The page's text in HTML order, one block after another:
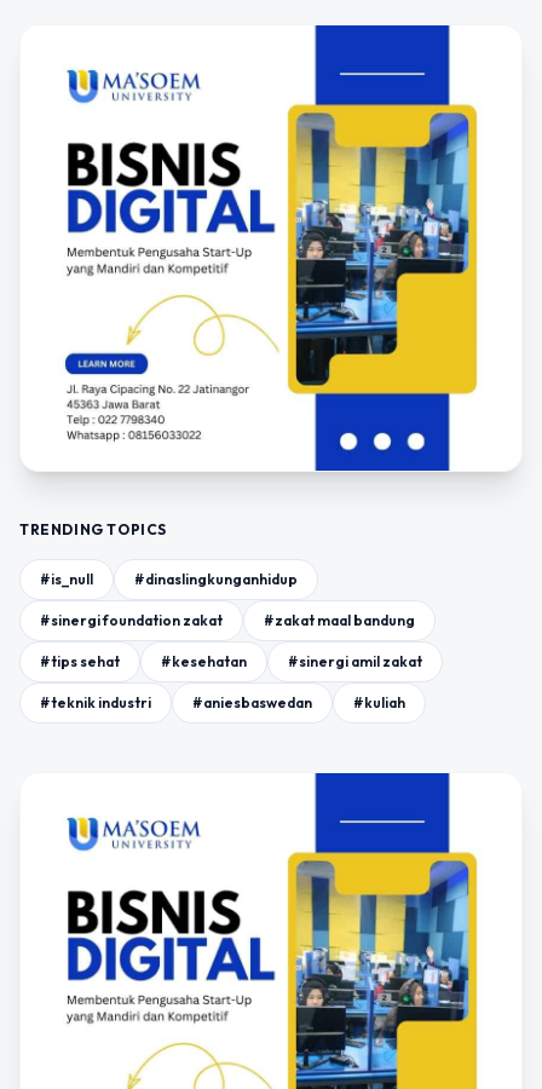
TRENDING TOPICS
#is_null #dinaslingkunganhidup
#sinergi foundation zakat #zakat maal bandung
#tips sehat #kesehatan #sinergi amil zakat
#teknik industri #aniesbaswedan #kuliah